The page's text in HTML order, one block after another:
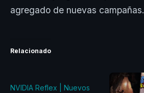
agregado de nuevas campañas.
Relacionado
NVIDIA Reflex | Nuevos